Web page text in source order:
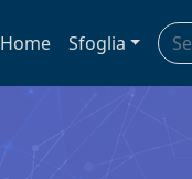
Home Sfoglia